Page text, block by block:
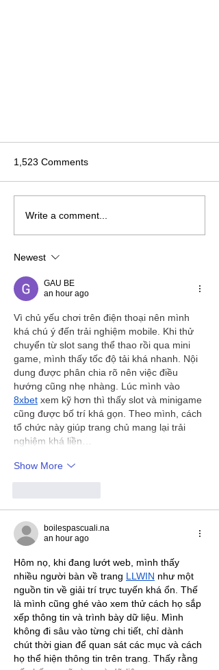
"JAPAN'S FOOD" EXPORT FAIR
at Tokyo Big Sight in Japan.
1,523 Comments
Write a comment...
Newest
GAU BE
an hour ago
Vì chủ yếu chơi trên điện thoại nên mình
khá chú ý đến trải nghiệm mobile. Khi thử
chuyển từ slot sang thể thao rồi qua mini
game, mình thấy tốc độ tải khá nhanh. Nội
dung được phân chia rõ nên việc điều
hướng cũng nhẹ nhàng. Lúc mình vào
8xbet xem kỹ hơn thì thấy slot và minigame
cũng được bố trí khá gọn. Theo mình, cách
tổ chức này giúp trang chủ mang lại trải
nghiệm khá liền…
Show More
boilespascuali.na
an hour ago
Hôm nọ, khi đang lướt web, mình thấy
nhiều người bàn về trang LLWIN như một
nguồn tin về giải trí trực tuyến khá ổn. Thế
là mình cũng ghé vào xem thử cách họ sắp
xếp thông tin và trình bày dữ liệu. Mình
không đi sâu vào từng chi tiết, chỉ dành
chút thời gian để quan sát các mục và cách
họ thể hiện thông tin trên trang. Thấy rằng